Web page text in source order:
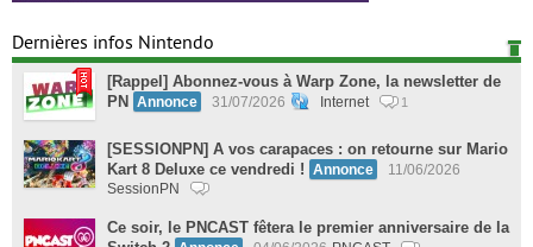
Dernières infos Nintendo
[Rappel] Abonnez-vous à Warp Zone, la newsletter de
PN
Annonce 31/07/2026 Internet 1
[SESSIONPN] A vos carapaces : on retourne sur Mario
Kart 8 Deluxe ce vendredi !
Annonce
11/06/2026
SessionPN
Ce soir, le PNCAST fêtera le premier anniversaire de la